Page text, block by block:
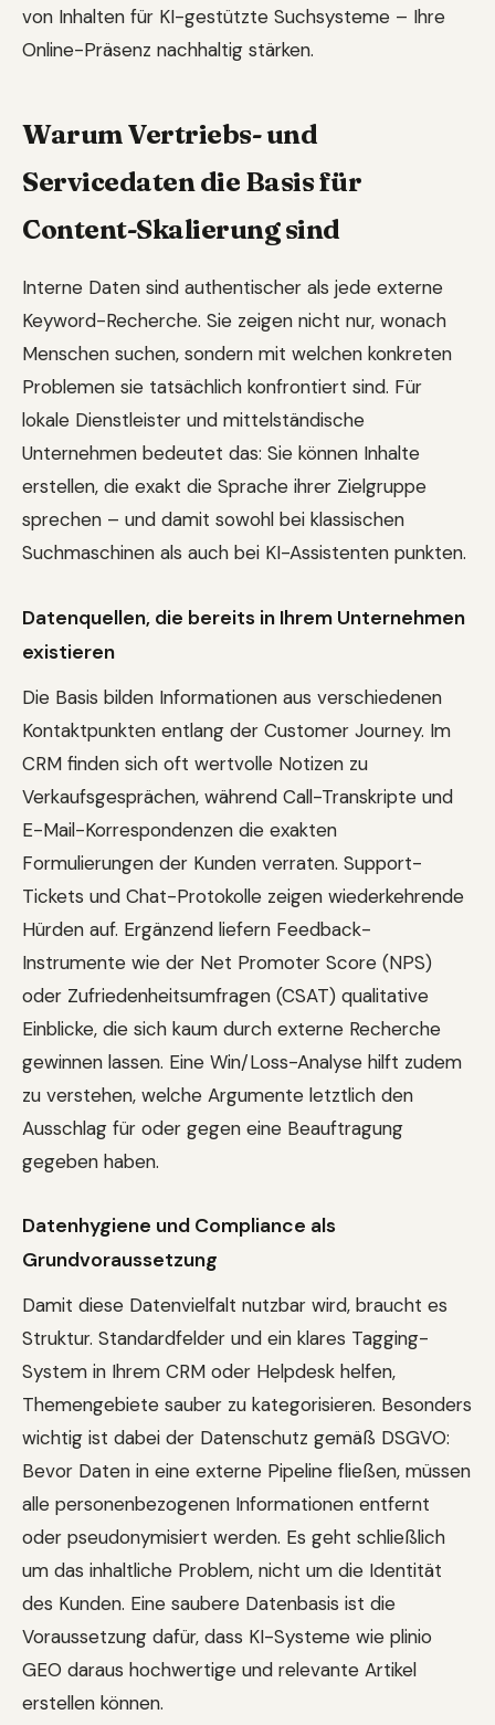
von Inhalten für KI-gestützte Suchsysteme – Ihre
Online-Präsenz nachhaltig stärken.
Warum Vertriebs- und
Servicedaten die Basis für
Content-Skalierung sind
Interne Daten sind authentischer als jede externe
Keyword-Recherche. Sie zeigen nicht nur, wonach
Menschen suchen, sondern mit welchen konkreten
Problemen sie tatsächlich konfrontiert sind. Für
lokale Dienstleister und mittelständische
Unternehmen bedeutet das: Sie können Inhalte
erstellen, die exakt die Sprache ihrer Zielgruppe
sprechen – und damit sowohl bei klassischen
Suchmaschinen als auch bei KI-Assistenten punkten.
Datenquellen, die bereits in Ihrem Unternehmen
existieren
Die Basis bilden Informationen aus verschiedenen
Kontaktpunkten entlang der Customer Journey. Im
CRM finden sich oft wertvolle Notizen zu
Verkaufsgesprächen, während Call-Transkripte und
E-Mail-Korrespondenzen die exakten
Formulierungen der Kunden verraten. Support-
Tickets und Chat-Protokolle zeigen wiederkehrende
Hürden auf. Ergänzend liefern Feedback-
Instrumente wie der Net Promoter Score (NPS)
oder Zufriedenheitsumfragen (CSAT) qualitative
Einblicke, die sich kaum durch externe Recherche
gewinnen lassen. Eine Win/Loss-Analyse hilft zudem
zu verstehen, welche Argumente letztlich den
Ausschlag für oder gegen eine Beauftragung
gegeben haben.
Datenhygiene und Compliance als
Grundvoraussetzung
Damit diese Datenvielfalt nutzbar wird, braucht es
Struktur. Standardfelder und ein klares Tagging-
System in Ihrem CRM oder Helpdesk helfen,
Themengebiete sauber zu kategorisieren. Besonders
wichtig ist dabei der Datenschutz gemäß DSGVO:
Bevor Daten in eine externe Pipeline fließen, müssen
alle personenbezogenen Informationen entfernt
oder pseudonymisiert werden. Es geht schließlich
um das inhaltliche Problem, nicht um die Identität
des Kunden. Eine saubere Datenbasis ist die
Voraussetzung dafür, dass KI-Systeme wie plinio
GEO daraus hochwertige und relevante Artikel
erstellen können.